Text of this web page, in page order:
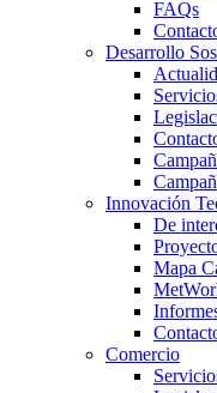
FAQs
Desarrollo
Innovación
De
Mapa
Comercio